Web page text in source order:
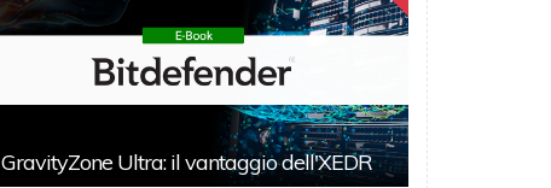
GravityZone Ultra: il vantaggio dell'XEDR